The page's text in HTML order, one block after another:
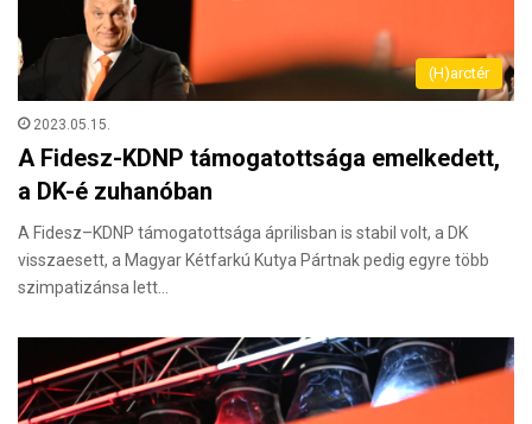
(H)arctér
2023.05.15.
A Fidesz-KDNP támogatottsága emelkedett,
a DK-é zuhanóban
A Fidesz–KDNP támogatottsága áprilisban is stabil volt, a DK
visszaesett, a Magyar Kétfarkú Kutya Pártnak pedig egyre több
szimpatizánsa lett…